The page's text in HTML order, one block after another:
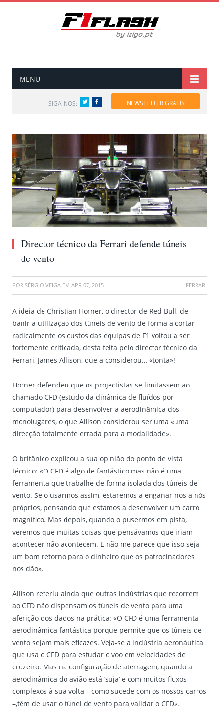
MENU
SIGA-NOS: TwitterFacebook NEWSLETTER GRÁTIS
Director técnico da Ferrari defende túneis
de vento
POR SÉRGIO VEIGA EM APR 07, 2015 FERRARI
A ideia de Christian Horner, o director de Red Bull, de
banir a utilizaçao dos túneis de vento de forma a cortar
radicalmente os custos das equipas de F1 voltou a ser
fortemente criticada, desta feita pelo director técnico da
Ferrari, James Allison, que a considerou… «tonta»!
Horner defendeu que os projectistas se limitassem ao
chamado CFD (estudo da dinâmica de fluídos por
computador) para desenvolver a aerodinâmica dos
monolugares, o que Allison considerou ser uma «uma
direcção totalmente errada para a modalidade».
O britânico explicou a sua opinião do ponto de vista
técnico: «O CFD é algo de fantástico mas não é uma
ferramenta que trabalhe de forma isolada dos túneis de
vento. Se o usarmos assim, estaremos a enganar-nos a nós
próprios, pensando que estamos a desenvolver um carro
magnífico. Mas depois, quando o pusermos em pista,
veremos que muitas coisas que pensávamos que iriam
acontecer não acontecem. E não me parece que isso seja
um bom retorno para o dinheiro que os patrocinadores
nos dão».
Allison referiu ainda que outras indústrias que recorrem
ao CFD não dispensam os túneis de vento para uma
aferição dos dados na prática: «O CFD é uma ferramenta
aerodinâmica fantástica porque permite que os túneis de
vento sejam mais eficazes. Veja-se a indústria aeronáutica
que usa o CFD para estudar o voo em velocidades de
cruzeiro. Mas na configuração de aterragem, quando a
aerodinâmica do avião está ‘suja’ e com muitos fluxos
complexos à sua volta – como sucede com os nossos carros
–,têm de usar o túnel de vento para validar o CFD».